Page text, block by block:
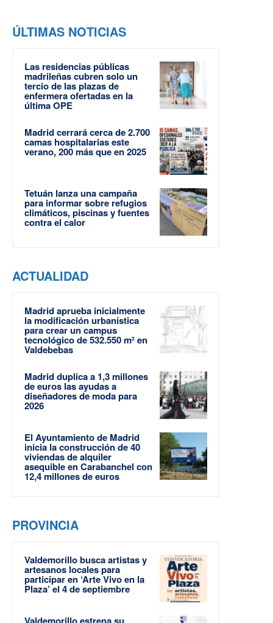
ÚLTIMAS NOTICIAS
Las residencias públicas
madrileñas cubren solo un
tercio de las plazas de
enfermera ofertadas en la
última OPE
Madrid cerrará cerca de 2.700
camas hospitalarias este
verano, 200 más que en 2025
Tetuán lanza una campaña
para informar sobre refugios
climáticos, piscinas y fuentes
contra el calor
ACTUALIDAD
Madrid aprueba inicialmente
la modificación urbanística
para crear un campus
tecnológico de 532.550 m² en
Valdebebas
Madrid duplica a 1,3 millones
de euros las ayudas a
diseñadores de moda para
2026
El Ayuntamiento de Madrid
inicia la construcción de 40
viviendas de alquiler
asequible en Carabanchel con
12,4 millones de euros
PROVINCIA
Valdemorillo busca artistas y
artesanos locales para
participar en ‘Arte Vivo en la
Plaza’ el 4 de septiembre